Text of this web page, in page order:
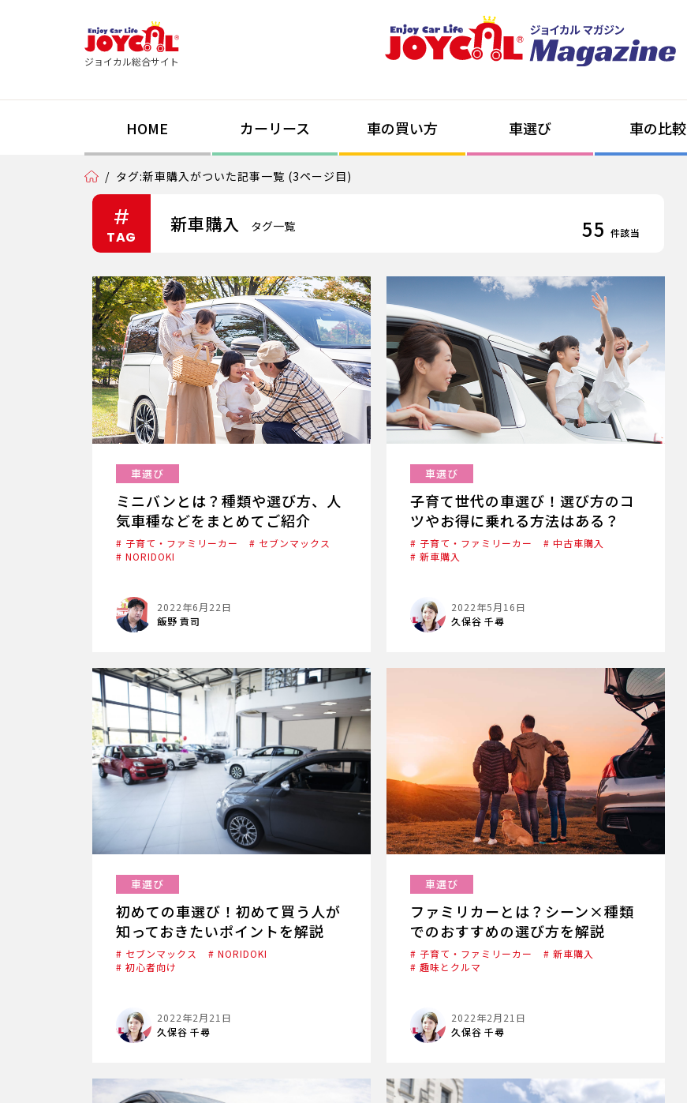
ジョイカル総合サイト
HOME カーリース 車の買い方 車選び 車の比較
/ タグ:新車購入がついた記事一覧 (3ページ目)
#
TAG
新車購入 タグ一覧 55 件該当
車選び
ミニバンとは？種類や選び方、人
気車種などをまとめてご紹介
# 子育て・ファミリーカー
# セブンマックス
# NORIDOKI
飯野 貢司
2022年6月22日
車選び
子育て世代の車選び！選び方のコ
ツやお得に乗れる方法はある？
# 子育て・ファミリーカー
# 中古車購入
# 新車購入
久保谷 千尋
2022年5月16日
車選び
初めての車選び！初めて買う人が
知っておきたいポイントを解説
# セブンマックス
# NORIDOKI
# 初心者向け
久保谷 千尋
2022年2月21日
車選び
ファミリカーとは？シーン×種類
でのおすすめの選び方を解説
# 子育て・ファミリーカー
# 新車購入
# 趣味とクルマ
久保谷 千尋
2022年2月21日